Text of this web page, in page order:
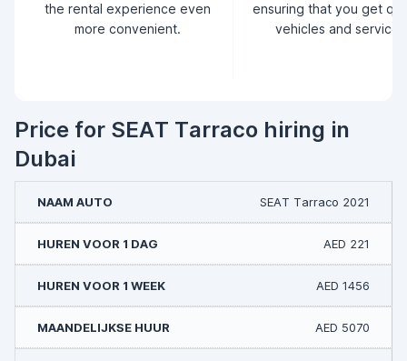
the rental experience even
more convenient.
ensuring that you get
vehicles and service.
Price for SEAT Tarraco hiring in
Dubai
SEAT Tarraco 2021
AED 221
AED 1456
AED 5070